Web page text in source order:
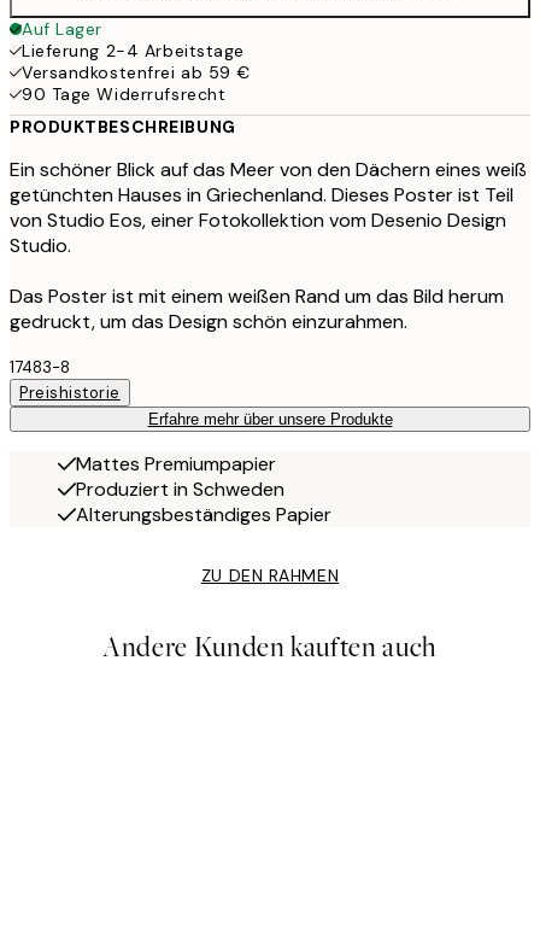
Auf Lager
Lieferung 2-4 Arbeitstage
Versandkostenfrei ab 59 €
90 Tage Widerrufsrecht
PRODUKTBESCHREIBUNG
Ein schöner Blick auf das Meer von den Dächern eines weiß
getünchten Hauses in Griechenland. Dieses Poster ist Teil
von Studio Eos, einer Fotokollektion vom Desenio Design
Studio.
Das Poster ist mit einem weißen Rand um das Bild herum
gedruckt, um das Design schön einzurahmen.
17483-8
Preishistorie
Erfahre mehr über unsere Produkte
Mattes Premiumpapier
Produziert in Schweden
Alterungsbeständiges Papier
ZU DEN RAHMEN
Andere Kunden kauften auch